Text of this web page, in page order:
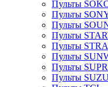
Пульты
Пульты
Пульты
Пульты
Пульты
Пульты
Пульты
Пульты